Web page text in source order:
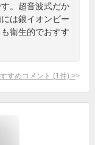
。超音波式だか
は銀イオンビー
衛生的でおすす
すめコメント (1 件) >